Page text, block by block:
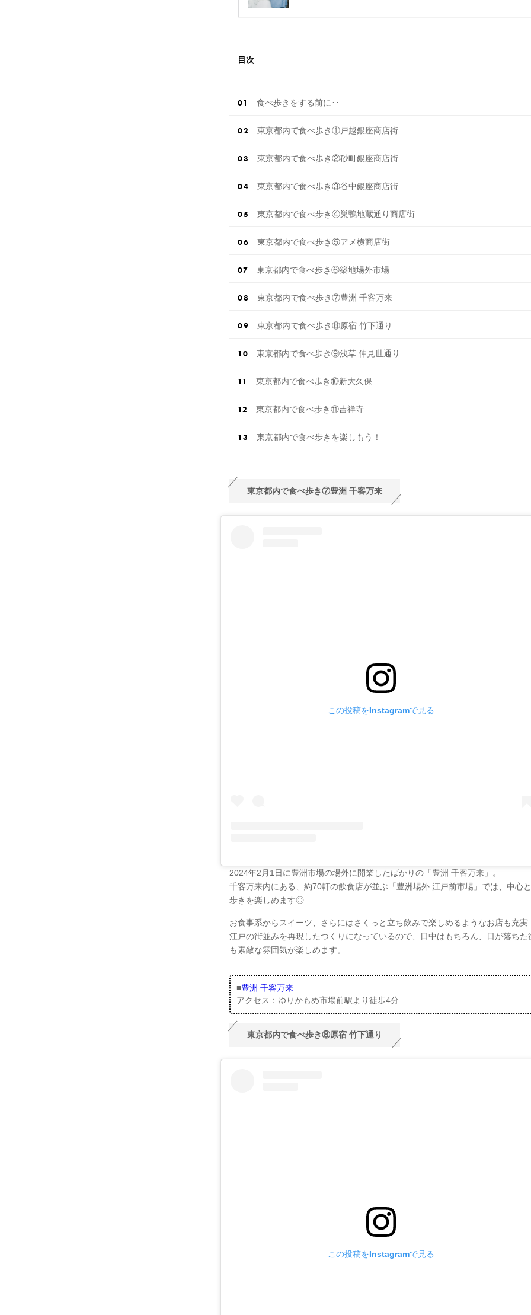
ンペーン特典ランキングを公開！ 比較サイト：プラコレ、ゼクシィ、
目次
食べ歩きをする前に‥
東京都内で食べ歩き①戸越銀座商店街
東京都内で食べ歩き②砂町銀座商店街
東京都内で食べ歩き③谷中銀座商店街
東京都内で食べ歩き④巣鴨地蔵通り商店街
東京都内で食べ歩き⑤アメ横商店街
東京都内で食べ歩き⑥築地場外市場
東京都内で食べ歩き⑦豊洲 千客万来
東京都内で食べ歩き⑧原宿 竹下通り
東京都内で食べ歩き⑨浅草 仲見世通り
東京都内で食べ歩き⑩新大久保
東京都内で食べ歩き⑪吉祥寺
東京都内で食べ歩きを楽しもう！
東京都内で食べ歩き⑦豊洲 千客万来
この投稿をInstagramで見る
2024年2月1日に豊洲市場の場外に開業したばかりの「豊洲 千客万来」。
千客万来内にある、約70軒の飲食店が並ぶ「豊洲場外 江戸前市場」では、中心
歩きを楽しめます◎
お食事系からスイーツ、さらにはさくっと立ち飲みで楽しめるようなお店も充実
江戸の街並みを再現したつくりになっているので、日中はもちろん、日が落ちた
も素敵な雰囲気が楽しめます。
■豊洲 千客万来
アクセス：ゆりかもめ市場前駅より徒歩4分
東京都内で食べ歩き⑧原宿 竹下通り
この投稿をInstagramで見る